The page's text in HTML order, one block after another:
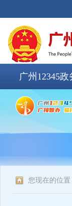
广州12345
您现在的位置